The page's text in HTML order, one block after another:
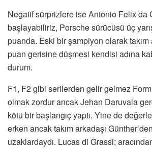
Negatif sürprizlere ise Antonio Felix da
başlayabiliriz, Porsche sürücüsü üç
puanda. Eski bir şampiyon olarak takım
puan gerisine düşmesi kendisi adına
durum.
F1, F2 gibi serilerden gelir gelmez
olmak zordur ancak Jehan Daruvala
kötü bir başlangıç yaptı. Yine de
erken ancak takım arkadaşı
uzaklardaydı. Lucas di Grassi;